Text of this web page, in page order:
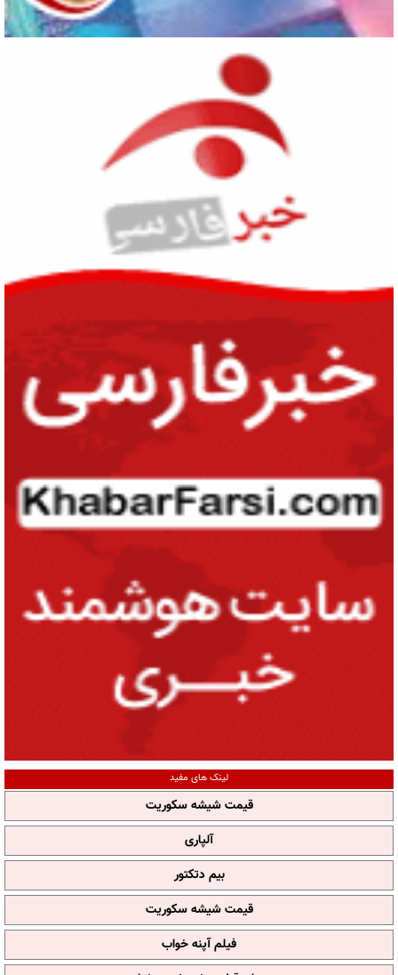
لینک های مفید
قیمت شیشه سکوریت
آلپاری
بیم دتکتور
قیمت شیشه سکوریت
فیلم آپنه خواب